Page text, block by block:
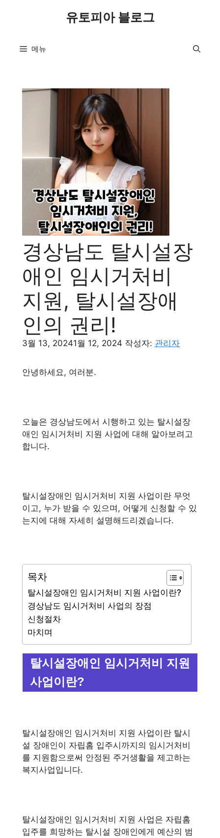
유토피아 블로그
메뉴
경상남도 탈시설장
애인 임시거처비
지원, 탈시설장애
인의 권리!
3월 13, 20241월 12, 2024 작성자: 관리자
안녕하세요, 여러분.
오늘은 경상남도에서 시행하고 있는 탈시설장
애인 임시거처비 지원 사업에 대해 알아보려고
합니다.
탈시설장애인 임시거처비 지원 사업이란 무엇
이고, 누가 받을 수 있으며, 어떻게 신청할 수 있
는지에 대해 자세히 설명해드리겠습니다.
목차
탈시설장애인 임시거처비 지원 사업이란?
경상남도 임시거처비 사업의 장점
신청절차
마치며
탈시설장애인 임시거처비 지원
사업이란?
탈시설장애인 임시거처비 지원 사업이란 탈시
설 장애인이 자립홈 입주시까지의 임시거처비
를 지원함으로써 안정된 주거생활을 제고하는
복지사업입니다.
탈시설장애인 임시거처비 지원 사업은 자립홈
입주를 희망하는 탈시설 장애인에게 예산의 범